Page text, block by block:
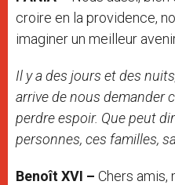
croire en la providence,
imaginer un meilleur
Il y a des jours et des
arrive de nous demander
perdre espoir. Que peut
personnes, ces familles,
Benoît XVI – Chers amis,